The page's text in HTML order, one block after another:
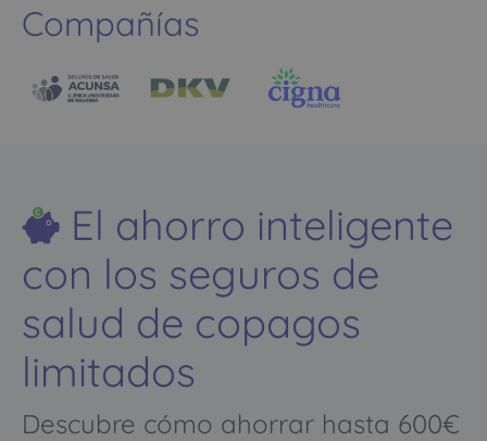
Compañías
El ahorro inteligente
con los seguros de
salud de copagos
limitados
Descubre cómo ahorrar hasta 600€